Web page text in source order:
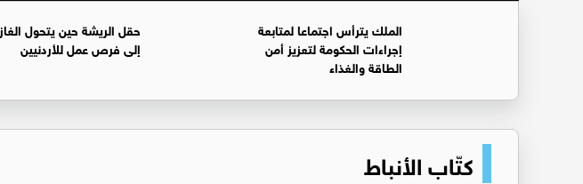
الملك يترأس اجتماعا لمتابعة
إجراءات الحكومة لتعزيز أمن
الطاقة والغذاء
حقل الريشة حين يتحول الغاز
إلى فرص عمل للأردنيين
كتّاب الأنباط